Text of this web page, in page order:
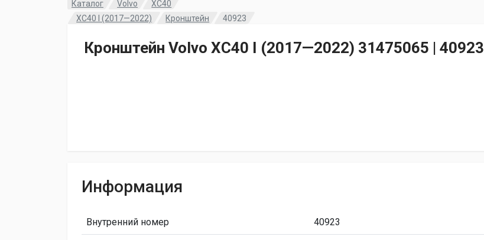
Каталог Volvo
XC40
XC40 I (2017—2022)
Кронштейн 40923
Кронштейн Volvo XC40 I (2017—2022) 31475065 | 40923
Информация
Внутренний номер 40923